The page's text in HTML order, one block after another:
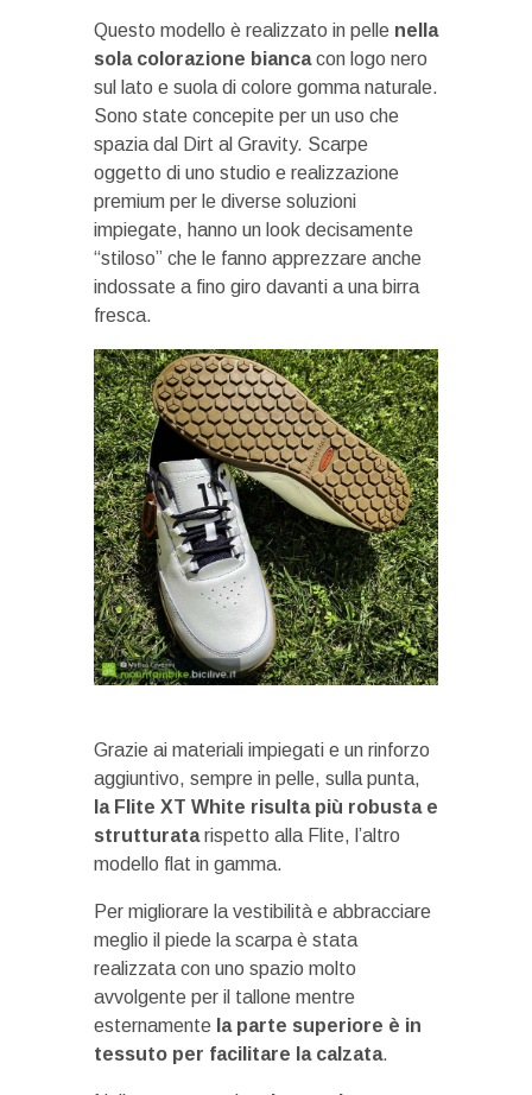
Questo modello è realizzato in pelle nella
sola colorazione biancacon logo nero
sul lato e suola di colore gomma naturale.
Sono state concepite per un uso che
spazia dal Dirt al Gravity. Scarpe
oggetto di uno studio e realizzazione
premium per le diverse soluzioni
impiegate, hanno un look decisamente
“stiloso” che le fanno apprezzare anche
indossate a fino giro davanti a una birra
fresca.
Grazie ai materiali impiegati e un rinforzo
aggiuntivo, sempre in pelle, sulla punta,
la Flite XT White risulta più robusta e
strutturatarispetto alla Flite, l’altro
modello flat in gamma.
Per migliorare la vestibilità e abbracciare
meglio il piede la scarpa è stata
realizzata con uno spazio molto
avvolgente per il tallone mentre
esternamente la parte superiore è in
tessuto per facilitare la calzata.